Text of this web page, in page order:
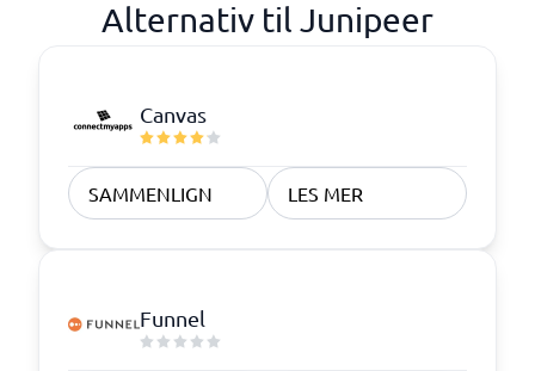
Alternativ til Junipeer
Canvas
SAMMENLIGN LES MER
Funnel